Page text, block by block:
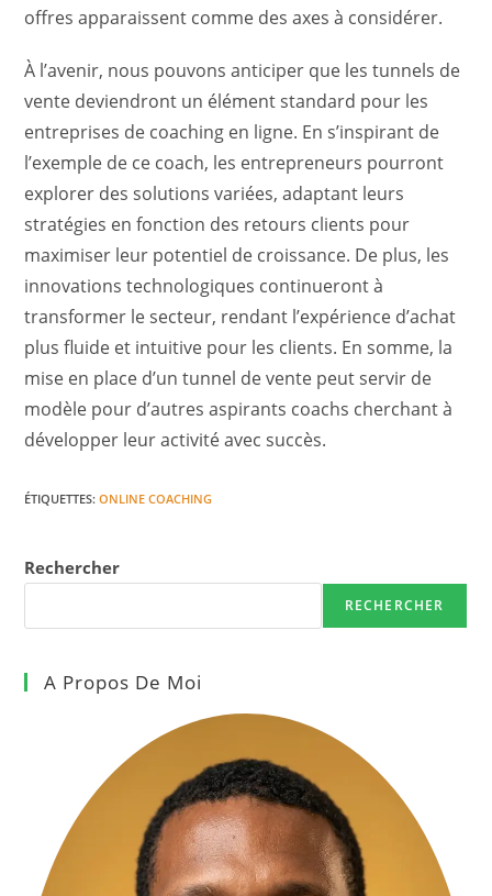
offres apparaissent comme des axes à considérer.
À l’avenir, nous pouvons anticiper que les tunnels de
vente deviendront un élément standard pour les
entreprises de coaching en ligne. En s’inspirant de
l’exemple de ce coach, les entrepreneurs pourront
explorer des solutions variées, adaptant leurs
stratégies en fonction des retours clients pour
maximiser leur potentiel de croissance. De plus, les
innovations technologiques continueront à
transformer le secteur, rendant l’expérience d’achat
plus fluide et intuitive pour les clients. En somme, la
mise en place d’un tunnel de vente peut servir de
modèle pour d’autres aspirants coachs cherchant à
développer leur activité avec succès.
ÉTIQUETTES:ONLINE COACHING
Rechercher
RECHERCHER
A Propos De Moi